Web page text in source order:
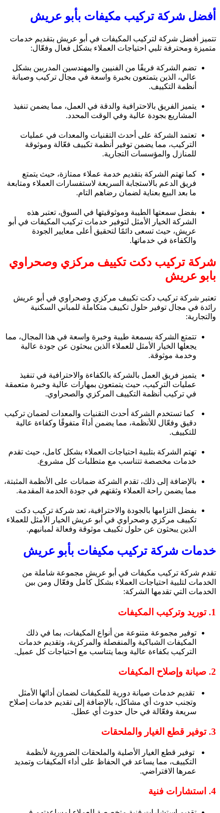
أفضل شركة تركيب مكيفات بأبو عريش
تتميز أفضل شركة لتركيب المكيفات في أبو عريش بتقديم خدمات
متميزة ومحترفة تلبي احتياجات العملاء بشكل فعال وفعّال:
تضم الشركة فريقًا من الفنيين والمهندسين المدربين بشكل
عالي، الذين يتمتعون بخبرة واسعة في مجال تركيب وصيانة
أنظمة التكييف.
يتميز الفريق بالاحترافية والدقة في العمل، مما يضمن تنفيذ
المشاريع بجودة عالية وفي الوقت المحدد.
تعتمد الشركة على أحدث التقنيات والمعدات في عمليات
التركيب، مما يضمن توفير أنظمة تكييف فعّالة وموثوقة
للمنازل والمؤسسات التجارية.
كما تهتم الشركة بتقديم خدمة عملاء ممتازة، حيث يتمتع
فريق الدعم بالاستجابة السريعة لاستفسارات العملاء ومتابعة
ما بعد البيع بعناية لضمان رضاهم التام.
بفضل سمعتها الطيبة وموثوقيتها في السوق، تعتبر هذه
الشركة الخيار الأمثل لتوفير خدمات تركيب المكيفات في أبو
عريش، حيث تسعى دائمًا لتحقيق أعلى معايير الجودة
والكفاءة في خدماتها.
شركة تركيب دكت تكييف مركزي وصحراوي
بابو عريش
تعتبر شركة تركيب دكت تكييف مركزي وصحراوي في أبو عريش
رائدة في مجال توفير حلول تكييف متكاملة للمباني السكنية
والتجارية:
تتمتع الشركة بسمعة طيبة وخبرة واسعة في هذا المجال، مما
يجعلها الخيار الأمثل للعملاء الذين يبحثون عن جودة عالية
وخدمة موثوقة.
يتميز فريق العمل بالشركة بالكفاءة والاحترافية في تنفيذ
عمليات التركيب، حيث يتمتعون بمهارات عالية وخبرة متعمقة
في تركيب أنظمة التكييف المركزي والصحراوي.
كما تستخدم الشركة أحدث التقنيات والمعدات لضمان تركيب
دقيق وفعّال للأنظمة، مما يضمن أداءً متفوقًا وكفاءة عالية
للتكييف.
تهتم الشركة بتلبية احتياجات العملاء بشكل كامل، حيث تقدم
خدمات مخصصة تتناسب مع متطلبات كل مشروع.
بالإضافة إلى ذلك، تقدم الشركة ضمانات على الأنظمة المثبتة،
مما يضمن راحة العملاء وثقتهم في جودة الخدمة المقدمة.
بفضل التزامها بالجودة والاحترافية، تعد شركة تركيب دكت
تكييف مركزي وصحراوي في أبو عريش الخيار الأمثل للعملاء
الذين يبحثون عن حلول تكييف موثوقة وفعالة لمبانيهم.
خدمات شركة تركيب مكيفات بأبو عريش
تقدم شركة تركيب مكيفات في أبو عريش مجموعة شاملة من
الخدمات لتلبية احتياجات العملاء بشكل كامل وفعّال ومن بين
الخدمات التي تقدمها الشركة:
1. توريد وتركيب المكيفات
توفير مجموعة متنوعة من أنواع المكيفات، بما في ذلك
المكيفات الشباكية والمنفصلة والمركزية، وتقديم خدمات
التركيب بكفاءة عالية وبما يتناسب مع احتياجات كل عميل.
2. صيانة وإصلاح المكيفات
تقديم خدمات صيانة دورية للمكيفات لضمان أدائها الأمثل
وتجنب حدوث أي مشاكل، بالإضافة إلى تقديم خدمات إصلاح
سريعة وفعّالة في حال حدوث أي عطل.
3. توفير قطع الغيار والملحقات
توفير قطع الغيار الأصلية والملحقات الضرورية لأنظمة
التكييف، مما يساعد في الحفاظ على أداء المكيفات وتمديد
عمرها الافتراضي.
4. استشارات فنية